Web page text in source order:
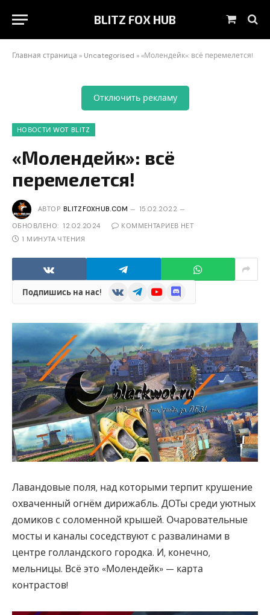
BLITZ FOX HUB Корзина
Главная страница » Uncategorised » «Молендейк»: всё перемелется!
Отключить рекламу
НОВОСТИ WOT BLITZ
«Молендейк»: всё
перемелется!
АВТОР BLITZFOXHUB.COM 15.02.2022
ОБНОВЛЕНО: 12.02.2024
КОММЕНТАРИЕВ НЕТ
1 МИНУТА ЧТЕНИЯ
Подпишись на нас! VKontakteTelegramYouTubeDiscord
Лавандовые поля, над которыми терпит крушение
охваченный огнём дирижабль. ДОТы среди уютных
домиков с соломенной крышей. Очаровательные
мосты и каналы соседствуют с развалинами в
центре голландского городка. И, конечно,
мельницы. Всё это «Молендейк» — карта
контрастов!